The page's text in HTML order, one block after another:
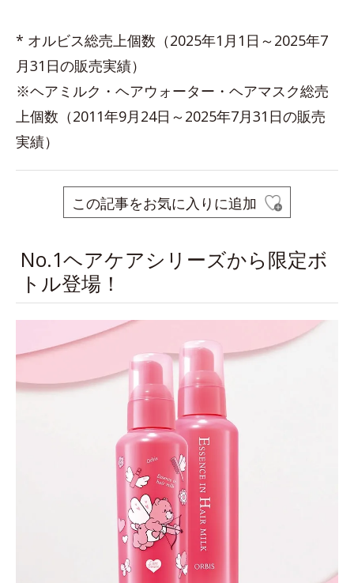
* オルビス総売上個数（2025年1月1日～2025年7
月31日の販売実績）
※ヘアミルク・ヘアウォーター・ヘアマスク総売
上個数（2011年9月24日～2025年7月31日の販売
実績）
この記事をお気に入りに追加
No.1ヘアケアシリーズから限定ボ
トル登場！